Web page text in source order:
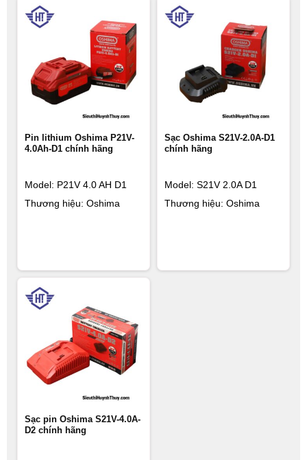
Pin lithium Oshima P21V-
4.0Ah-D1 chính hãng
Model: P21V 4.0 AH D1
Thương hiệu: Oshima
Sạc Oshima S21V-2.0A-D1
chính hãng
Model: S21V 2.0A D1
Thương hiệu: Oshima
Sạc pin Oshima S21V-4.0A-
D2 chính hãng